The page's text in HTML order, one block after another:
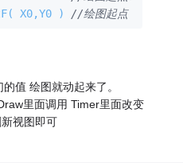
X0,Y0 )
//绘图起点
值 绘图就动起来了。
里面调用 Timer里面改变
视图即可